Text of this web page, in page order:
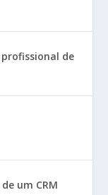
de
um CRM